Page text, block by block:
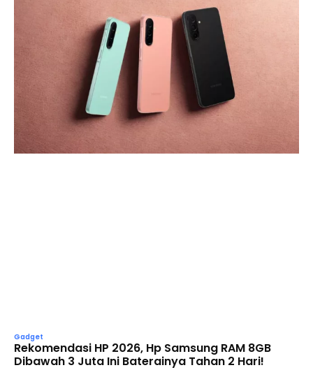
Gadget
Rekomendasi HP 2026, Hp Samsung RAM 8GB
Dibawah 3 Juta Ini Baterainya Tahan 2 Hari!